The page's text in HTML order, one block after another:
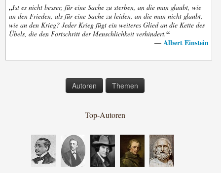
„Ist es nicht besser, für eine Sache zu sterben, an die man glaubt, wie
an den Frieden, als für eine Sache zu leiden, an die man nicht glaubt,
wie an den Krieg? Jeder Krieg fügt ein weiteres Glied an die Kette des
Übels, die den Fortschritt der Menschlichkeit verhindert.“
— Albert Einstein
Autoren Themen
Top-Autoren